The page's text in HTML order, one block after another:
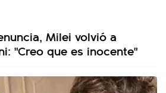
Milei volvió a
"Creo que es inocente"